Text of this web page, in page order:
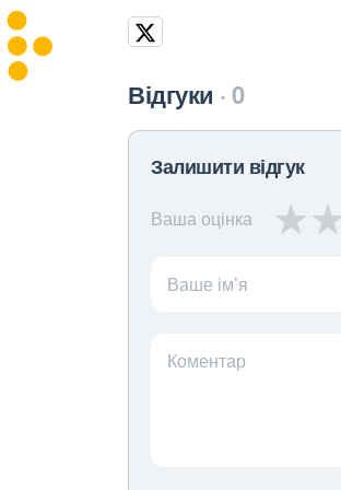
Відгуки 0
Залишити відгук
Ваша оцінка
Ваше ім’я
Коментар